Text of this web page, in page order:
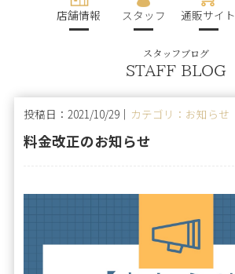
店舗情報 スタッフ 通販サイト
スタッフブログ
STAFF BLOG
投稿日：2021/10/29｜ カテゴリ：お知らせ
料金改正のお知らせ